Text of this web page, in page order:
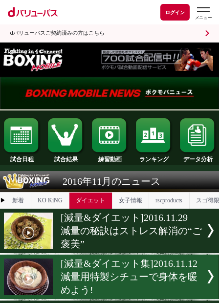
ログイン
dバリューパスご契約済みの方はこちら
試合日程 試合結果 練習動画 ランキング
2016年11月のニュース
▶ 新着 KO KiNG
[減量&ダイエット
減量の秘訣はストレス解消
褒美”